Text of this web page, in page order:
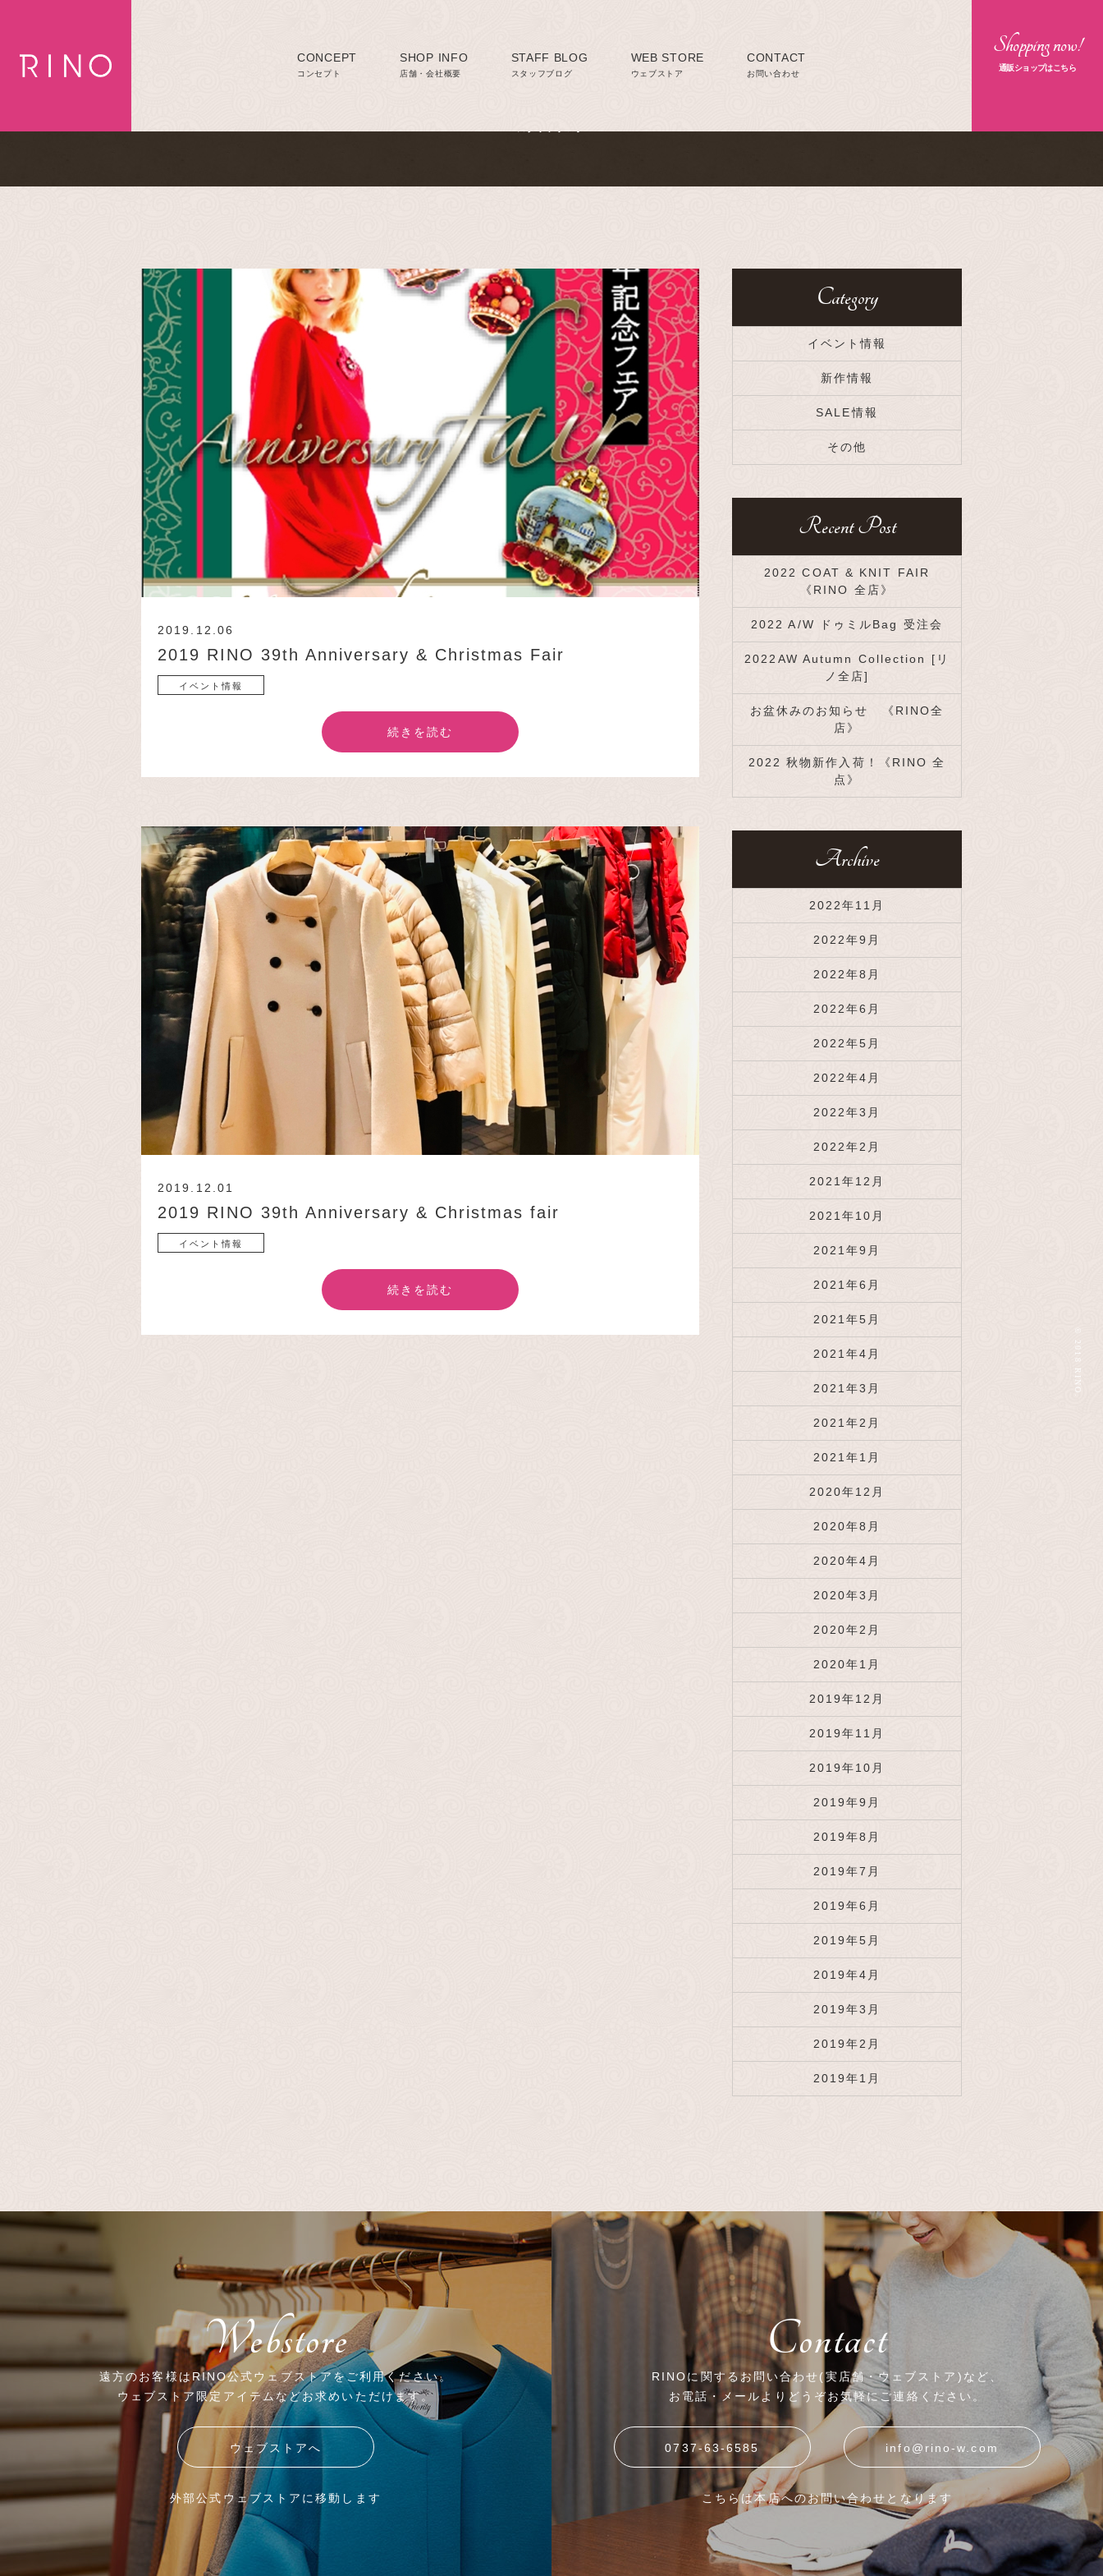
Shopping now!
通販ショップはこちら
CONCEPT
コンセプト
SHOP INFO
店舗・会社概要
STAFF BLOG
スタッフブログ
WEB STORE
ウェブストア
CONTACT
お問い合わせ
Staff blog
2019.12.06
2019 RINO 39th Anniversary & Christmas Fair
イベント情報
続きを読む
2019.12.01
2019 RINO 39th Anniversary & Christmas fair
イベント情報
続きを読む
Category
イベント情報
新作情報
SALE情報
その他
Recent Post
2022 COAT & KNIT FAIR
《RINO 全店》
2022 A/W ドゥミルBag 受注会
2022AW Autumn Collection [リ
ノ全店]
お盆休みのお知らせ 《RINO全
店》
2022 秋物新作入荷！《RINO 全
点》
Archive
2022年11月
2022年9月
2022年8月
2022年6月
2022年5月
2022年4月
2022年3月
2022年2月
2021年12月
2021年10月
2021年9月
2021年6月
2021年5月
2021年4月
2021年3月
2021年2月
2021年1月
2020年12月
2020年8月
2020年4月
2020年3月
2020年2月
2020年1月
2019年12月
2019年11月
2019年10月
2019年9月
2019年8月
2019年7月
2019年6月
2019年5月
2019年4月
2019年3月
2019年2月
2019年1月
Webstore
遠方のお客様はRINO公式ウェブストアをご利用ください。
ウェブストア限定アイテムなどお求めいただけます。
ウェブストアへ
外部公式ウェブストアに移動します
Contact
RINOに関するお問い合わせ(実店舗・ウェブストア)など、
お電話・メールよりどうぞお気軽にご連絡ください。
0737-63-6585 info@rino-w.com
こちらは本店へのお問い合わせとなります
© 2018 RINO.